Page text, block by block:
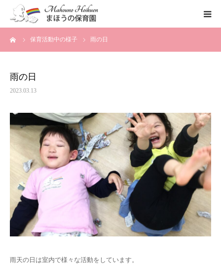
保育活動中の様子 雨の日
雨の日
2023.03.13
雨天の日は室内で様々な活動をしています。
まほうの保育園の想い
一時保育について